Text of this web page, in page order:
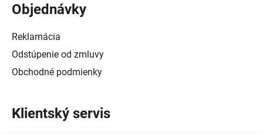
Objednávky
Reklamácia
Odstúpenie od zmluvy
Obchodné podmienky
Klientský servis